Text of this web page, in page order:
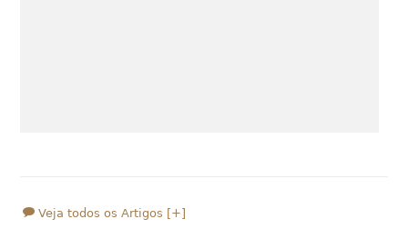
Veja todos os Artigos [+]